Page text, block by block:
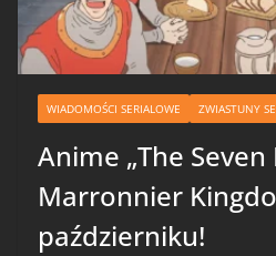
WIADOMOŚCI SERIALOWE ZWIASTUNY
Anime „The
Marronnier
październiku!